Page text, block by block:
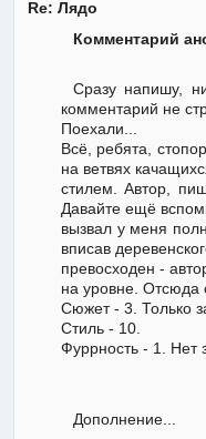
Re: Лядо
Комментарий
Сразу напишу,
комментарий не
Поехали...
Всё, ребята,
на ветвях
стилем. Автор,
Давайте ещё
вызвал у меня
вписав
превосходен -
на уровне. Отсюда
Сюжет - 3. Только
Стиль - 10.
Фуррность - 1. Нет
Дополнение...